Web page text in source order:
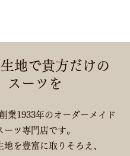
生地で貴方だけの
スーツを
業1933年のオーダーメイド
ーツ専門店です。
地を豊富に取りそろえ、